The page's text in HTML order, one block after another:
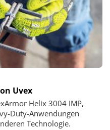
Uvex
Helix 3004 IMP,
Duty-Anwendungen
Technologie.